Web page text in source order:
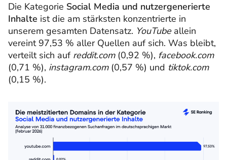
Die Kategorie Social Media und nutzergenerierte
Inhalte ist die am stärksten konzentrierte in
unserem gesamten Datensatz. YouTubeallein
vereint 97,53 % aller Quellen auf sich. Was bleibt,
verteilt sich auf reddit.com(0,92 %), facebook.com
(0,71 %), instagram.com(0,57 %) und tiktok.com
(0,15 %).